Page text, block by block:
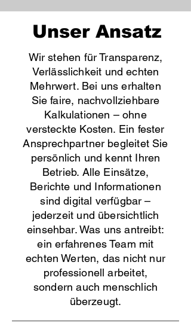
Unser Ansatz
Wir stehen für Transparenz,
Verlässlichkeit und echten
Mehrwert. Bei uns erhalten
Sie faire, nachvollziehbare
Kalkulationen – ohne
versteckte Kosten. Ein fester
Ansprechpartner begleitet Sie
persönlich und kennt Ihren
Betrieb. Alle Einsätze,
Berichte und Informationen
sind digital verfügbar –
jederzeit und übersichtlich
einsehbar. Was uns antreibt:
ein erfahrenes Team mit
echten Werten, das nicht nur
professionell arbeitet,
sondern auch menschlich
überzeugt.